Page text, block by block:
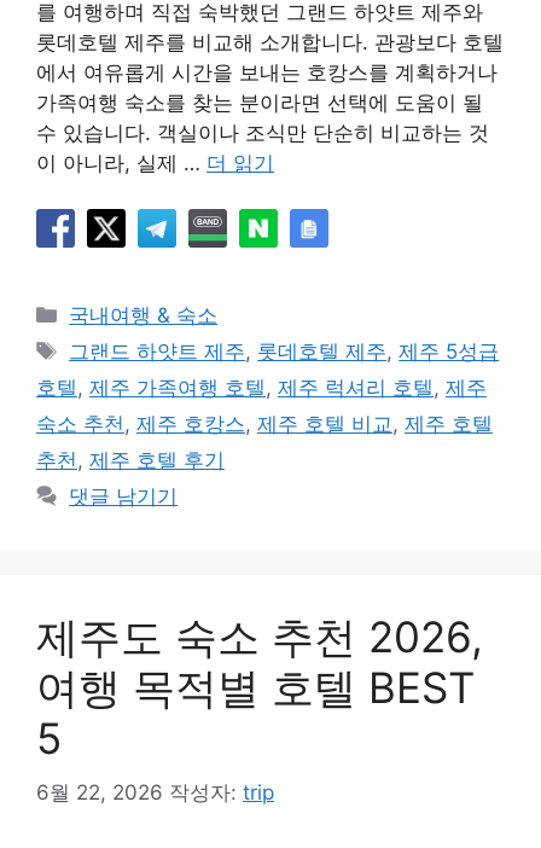
를 여행하며 직접 숙박했던 그랜드 하얏트 제주와
롯데호텔 제주를 비교해 소개합니다. 관광보다 호텔
에서 여유롭게 시간을 보내는 호캉스를 계획하거나
가족여행 숙소를 찾는 분이라면 선택에 도움이 될
수 있습니다. 객실이나 조식만 단순히 비교하는 것
이 아니라, 실제 … 더 읽기
카
테
리
국내여행 & 숙소
태
그
그랜드 하얏트 제주, 롯데호텔 제주,제주 5성급
호텔, 제주 가족여행 호텔, 제주 럭셔리 호텔, 제주
숙소 추천, 제주 호캉스, 제주 호텔 비교, 제주 호텔
추천, 제주 호텔 후기
댓글 남기기
제주도 숙소 추천 2026,
여행 목적별 호텔 BEST
5
6월 22, 2026 작성자: trip